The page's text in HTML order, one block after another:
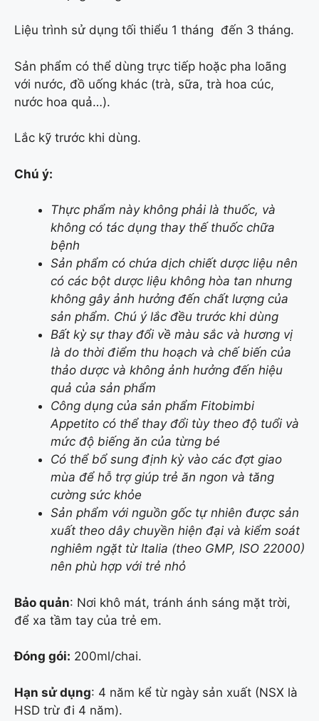
Liệu trình sử dụng tối thiểu 1 tháng đến 3 tháng.
Sản phẩm có thể dùng trực tiếp hoặc pha loãng
với nước, đồ uống khác (trà, sữa, trà hoa cúc,
nước hoa quả…).
Lắc kỹ trước khi dùng.
Chú ý:
Thực phẩm này không phải là thuốc, và
không có tác dụng thay thế thuốc chữa
bệnh
Sản phẩm có chứa dịch chiết dược liệu nên
có các bột dược liệu không hòa tan nhưng
không gây ảnh hưởng đến chất lượng của
sản phẩm. Chú ý lắc đều trước khi dùng
Bất kỳ sự thay đổi về màu sắc và hương vị
là do thời điểm thu hoạch và chế biến của
thảo dược và không ảnh hưởng đến hiệu
quả của sản phẩm
Công dụng của sản phẩm Fitobimbi
Appetito có thể thay đổi tùy theo độ tuổi và
mức độ biếng ăn của từng bé
Có thể bổ sung định kỳ vào các đợt giao
mùa để hỗ trợ giúp trẻ ăn ngon và tăng
cường sức khỏe
Sản phẩm với nguồn gốc tự nhiên được sản
xuất theo dây chuyền hiện đại và kiểm soát
nghiêm ngặt từ Italia (theo GMP, ISO 22000)
nên phù hợp với trẻ nhỏ
Bảo quản: Nơi khô mát, tránh ánh sáng mặt trời,
để xa tầm tay của trẻ em.
Đóng gói: 200ml/chai.
Hạn sử dụng: 4 năm kể từ ngày sản xuất (NSX là
HSD trừ đi 4 năm).